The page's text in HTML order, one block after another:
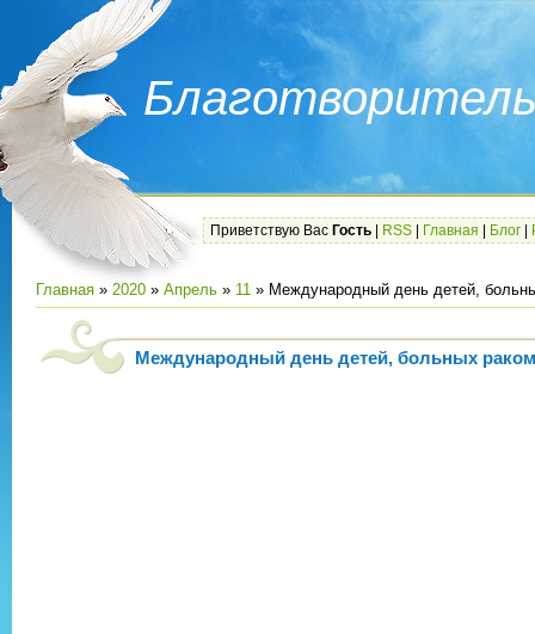
Приветствую Вас Гость RSS Главная Блог
Главная » 2020 » Апрель » 11 » Международный день детей,
Международный день детей, больных раком